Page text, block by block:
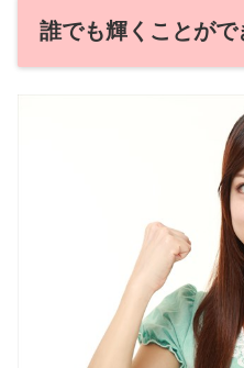
誰でも輝くことがで